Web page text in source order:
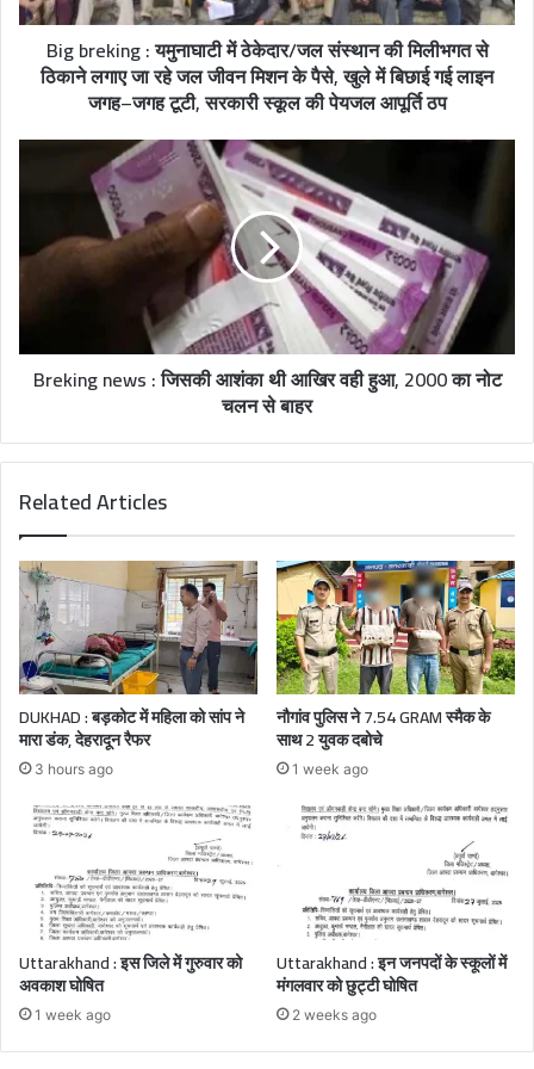
Big breking : यमुनाघाटी में ठेकेदार/जल संस्थान की मिलीभगत से
ठिकाने लगाए जा रहे जल जीवन मिशन के पैसे, खुले में बिछाई गई लाइन
जगह–जगह टूटी, सरकारी स्कूल की पेयजल आपूर्ति ठप
Breking news : जिसकी आशंका थी आखिर वही हुआ, 2000 का नोट
चलन से बाहर
Related Articles
DUKHAD : बड़कोट में महिला को सांप ने
मारा डंक, देहरादून रैफर
3 hours ago
नौगांव पुलिस ने 7.54 GRAM स्मैक के
साथ 2 युवक दबोचे
1 week ago
Uttarakhand : इस जिले में गुरुवार को
अवकाश घोषित
1 week ago
Uttarakhand : इन जनपदों के स्कूलों में
मंगलवार को छुट्टी घोषित
2 weeks ago